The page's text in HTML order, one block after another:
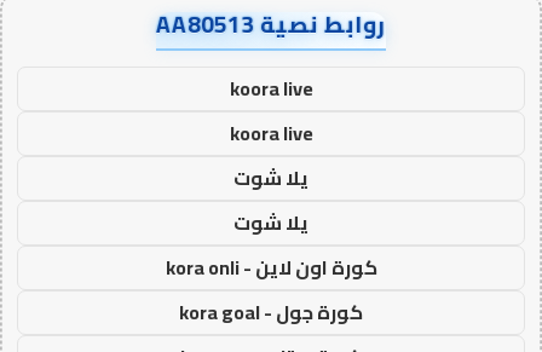
روابط نصية AA80513
koora live
koora live
يلا شوت
يلا شوت
كورة اون لاين - kora onli
كورة جول - kora goal